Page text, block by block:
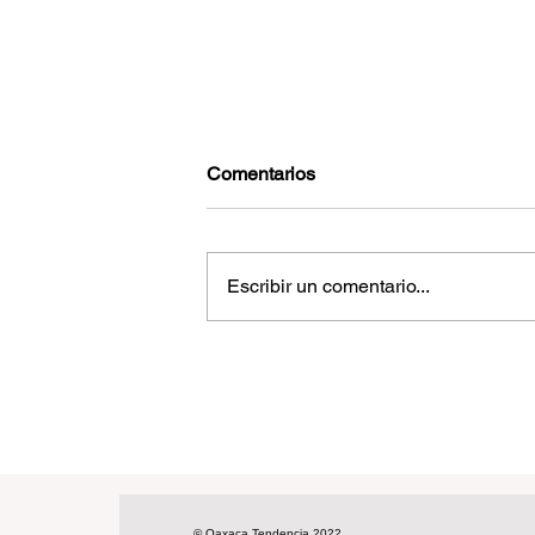
Comentarios
Escribir un comentario...